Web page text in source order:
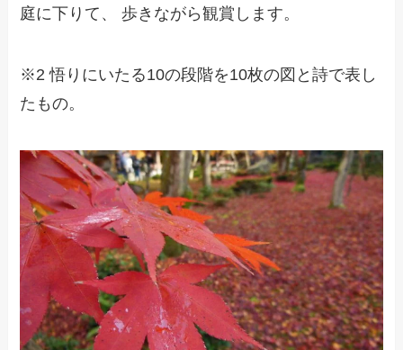
庭に下りて、 歩きながら観賞します。
※2 悟りにいたる10の段階を10枚の図と詩で表し
たもの。